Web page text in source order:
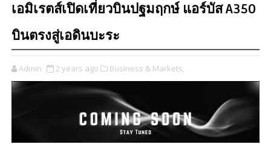
เอมิเรตส์เปิดเที่ยวบินปฐมฤกษ์ แอร์บัส A350
บินตรงสู่เอดินบะระ
Admin 2 years ago Business & Markets,